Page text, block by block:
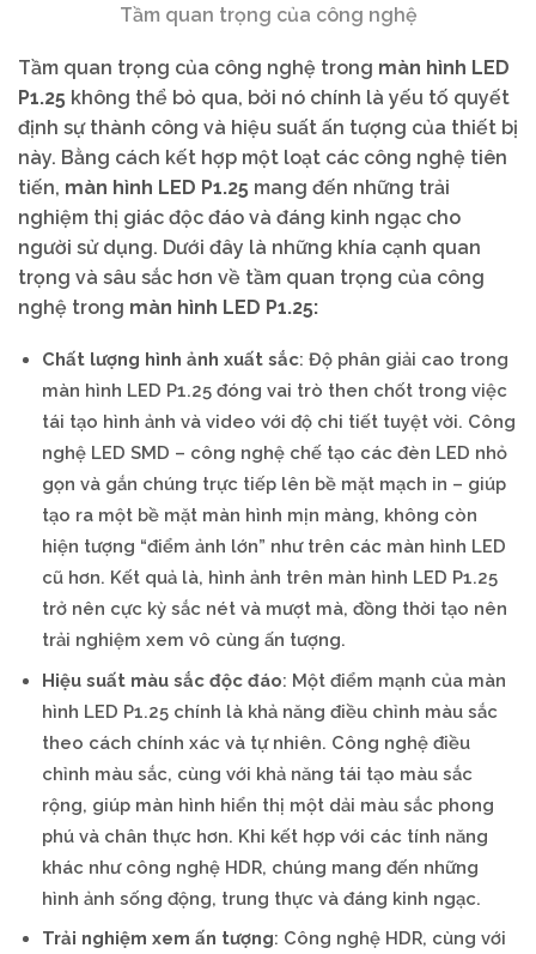
Tầm quan trọng của công nghệ
Tầm quan trọng của công nghệ trong màn hình LED
P1.25 không thể bỏ qua, bởi nó chính là yếu tố quyết
định sự thành công và hiệu suất ấn tượng của thiết bị
này. Bằng cách kết hợp một loạt các công nghệ tiên
tiến, màn hình LED P1.25 mang đến những trải
nghiệm thị giác độc đáo và đáng kinh ngạc cho
người sử dụng. Dưới đây là những khía cạnh quan
trọng và sâu sắc hơn về tầm quan trọng của công
nghệ trong màn hình LED P1.25:
Chất lượng hình ảnh xuất sắc: Độ phân giải cao trong
màn hình LED P1.25 đóng vai trò then chốt trong việc
tái tạo hình ảnh và video với độ chi tiết tuyệt vời. Công
nghệ LED SMD – công nghệ chế tạo các đèn LED nhỏ
gọn và gắn chúng trực tiếp lên bề mặt mạch in – giúp
tạo ra một bề mặt màn hình mịn màng, không còn
hiện tượng “điểm ảnh lớn” như trên các màn hình LED
cũ hơn. Kết quả là, hình ảnh trên màn hình LED P1.25
trở nên cực kỳ sắc nét và mượt mà, đồng thời tạo nên
trải nghiệm xem vô cùng ấn tượng.
Hiệu suất màu sắc độc đáo: Một điểm mạnh của màn
hình LED P1.25 chính là khả năng điều chỉnh màu sắc
theo cách chính xác và tự nhiên. Công nghệ điều
chỉnh màu sắc, cùng với khả năng tái tạo màu sắc
rộng, giúp màn hình hiển thị một dải màu sắc phong
phú và chân thực hơn. Khi kết hợp với các tính năng
khác như công nghệ HDR, chúng mang đến những
hình ảnh sống động, trung thực và đáng kinh ngạc.
Trải nghiệm xem ấn tượng: Công nghệ HDR, cùng với